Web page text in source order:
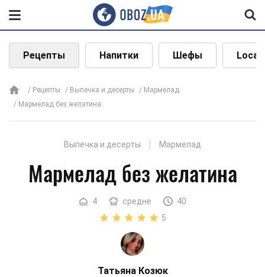
Рецепты Напитки Шефы Local
Рецепты Выпечка и десерты
Мармелад
Мармелад без желатина
Выпечка и десерты Мармелад
Мармелад без желатина
4 средне
40
5
Татьяна Козюк